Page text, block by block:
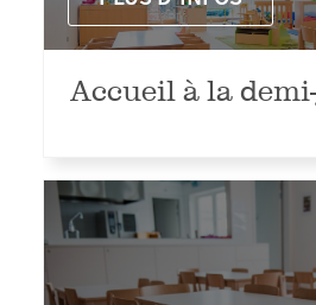
Accueil à la